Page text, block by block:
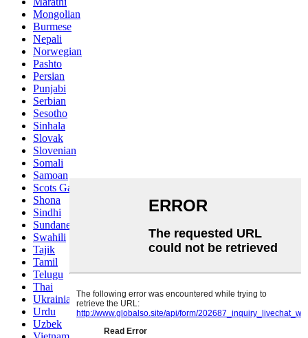
Mongolian
Burmese
Nepali
Norwegian
Pashto
Persian
Punjabi
Serbian
Sesotho
Sinhala
Slovak
Slovenian
Somali
Samoan
Scots Gaelic
Shona
Sindhi
Sundanese
Swahili
Tajik
Tamil
Telugu
Thai
Ukrainian
Urdu
Uzbek